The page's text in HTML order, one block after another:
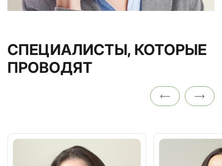
СПЕЦИАЛИСТЫ, КОТОРЫЕ
ПРОВОДЯТ